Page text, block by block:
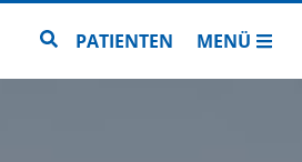
Zur Seitensuche
PATIENTEN MENÜ